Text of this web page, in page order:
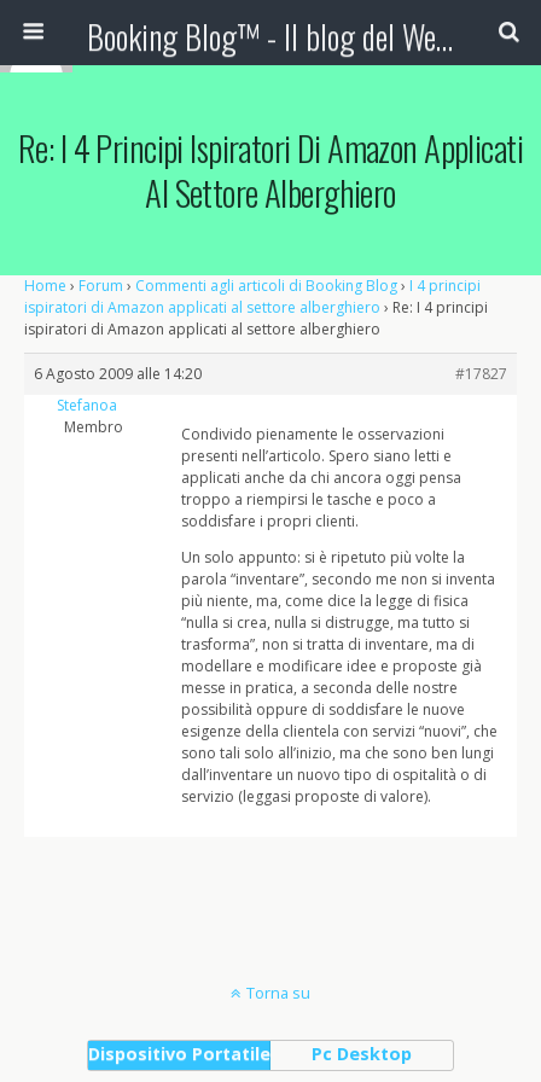
Booking Blog™ - Il blog del Web Marketing Turistico
Re: I 4 Principi Ispiratori Di Amazon Applicati
Al Settore Alberghiero
Home › Forum › Commenti agli articoli di Booking Blog› I 4 principi
ispiratori di Amazon applicati al settore alberghiero › Re: I 4 principi
ispiratori di Amazon applicati al settore alberghiero
6 Agosto 2009 alle 14:20
#17827
Stefanoa
Membro
Condivido pienamente le osservazioni
presenti nell’articolo. Spero siano letti e
applicati anche da chi ancora oggi pensa
troppo a riempirsi le tasche e poco a
soddisfare i propri clienti.
Un solo appunto: si è ripetuto più volte la
parola “inventare”, secondo me non si inventa
più niente, ma, come dice la legge di fisica
“nulla si crea, nulla si distrugge, ma tutto si
trasforma”, non si tratta di inventare, ma di
modellare e modificare idee e proposte già
messe in pratica, a seconda delle nostre
possibilità oppure di soddisfare le nuove
esigenze della clientela con servizi “nuovi”, che
sono tali solo all’inizio, ma che sono ben lungi
dall’inventare un nuovo tipo di ospitalità o di
servizio (leggasi proposte di valore).
Torna su
Dispositivo Portatile Pc Desktop